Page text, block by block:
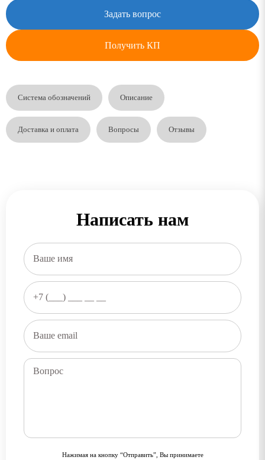
Задать вопрос
Получить КП
Система обозначений Описание
Доставка и оплата Вопросы Отзывы
Написать нам
Нажимая на кнопку “Отправить”, Вы принимаете